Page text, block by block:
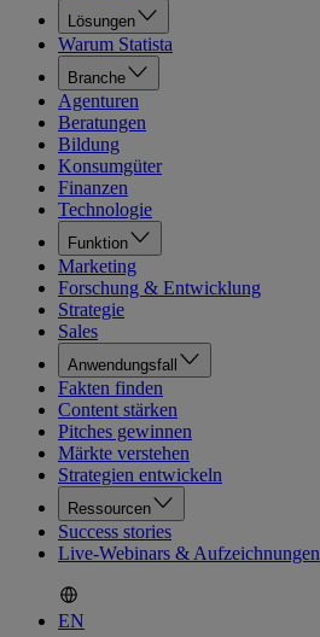
Lösungen
Warum Statista
Branche
Agenturen
Beratungen
Bildung
Konsumgüter
Finanzen
Technologie
Funktion
Marketing
Forschung & Entwicklung
Strategie
Sales
Anwendungsfall
Fakten finden
Content stärken
Pitches gewinnen
Märkte verstehen
Strategien entwickeln
Ressourcen
Success stories
Live-Webinars & Aufzeichnungen
EN